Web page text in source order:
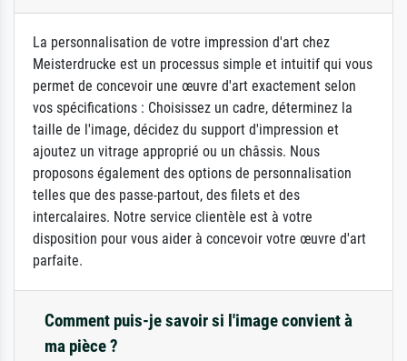
La personnalisation de votre impression d'art chez
Meisterdrucke est un processus simple et intuitif qui vous
permet de concevoir une œuvre d'art exactement selon
vos spécifications : Choisissez un cadre, déterminez la
taille de l'image, décidez du support d'impression et
ajoutez un vitrage approprié ou un châssis. Nous
proposons également des options de personnalisation
telles que des passe-partout, des filets et des
intercalaires. Notre service clientèle est à votre
disposition pour vous aider à concevoir votre œuvre d'art
parfaite.
Comment puis-je savoir si l'image convient à
ma pièce ?